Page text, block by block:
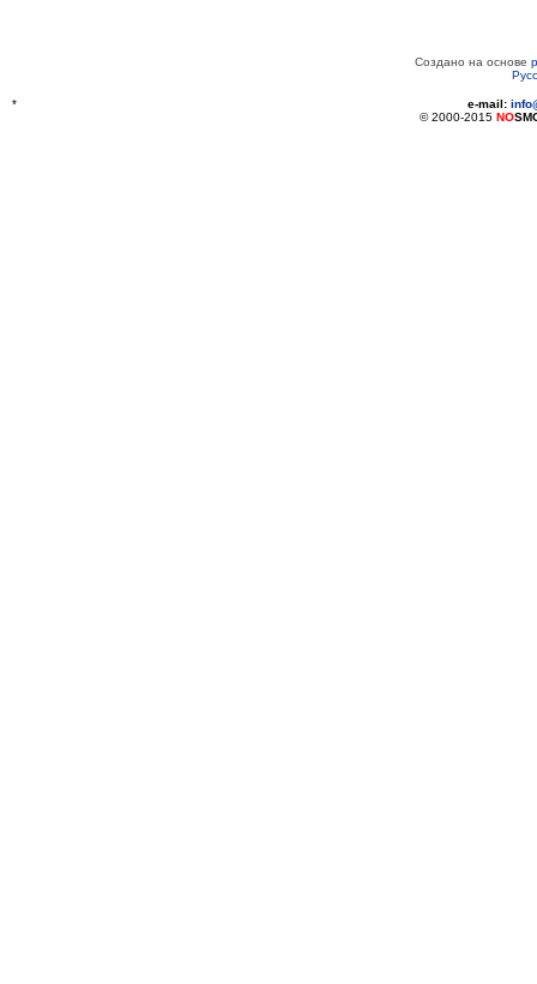
Создано на основе
* e-mail:
© 2000-2015 NO